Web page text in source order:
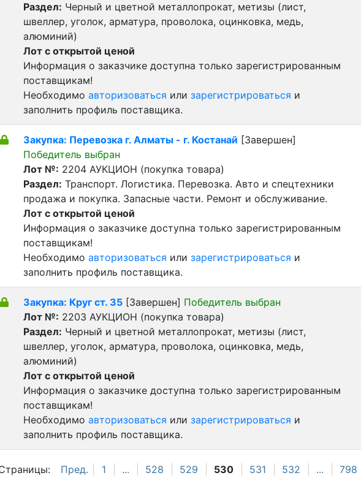
Пред. 1 ... 528 529 530 531 532 ... 798
Раздел: Черный и цветной металлопрокат, метизы (лист,
швеллер, уголок, арматура, проволока, оцинковка, медь,
алюминий)
Лот с открытой ценой
Информация о заказчике доступна только зарегистрированным
поставщикам!
Необходимо авторизоваться или зарегистрироваться и
заполнить профиль поставщика.
Закупка: Перевозка г. Алматы - г. Костанай [Завершен]
Победитель выбран
Лот №: 2204 АУКЦИОН (покупка товара)
Раздел: Транспорт. Логистика. Перевозка. Авто и спецтехники
продажа и покупка. Запасные части. Ремонт и обслуживание.
Лот с открытой ценой
Информация о заказчике доступна только зарегистрированным
поставщикам!
Необходимо авторизоваться или зарегистрироваться и
заполнить профиль поставщика.
Закупка: Круг ст. 35 [Завершен] Победитель выбран
Лот №: 2203 АУКЦИОН (покупка товара)
Раздел: Черный и цветной металлопрокат, метизы (лист,
швеллер, уголок, арматура, проволока, оцинковка, медь,
алюминий)
Лот с открытой ценой
Информация о заказчике доступна только зарегистрированным
поставщикам!
Необходимо авторизоваться или зарегистрироваться и
заполнить профиль поставщика.